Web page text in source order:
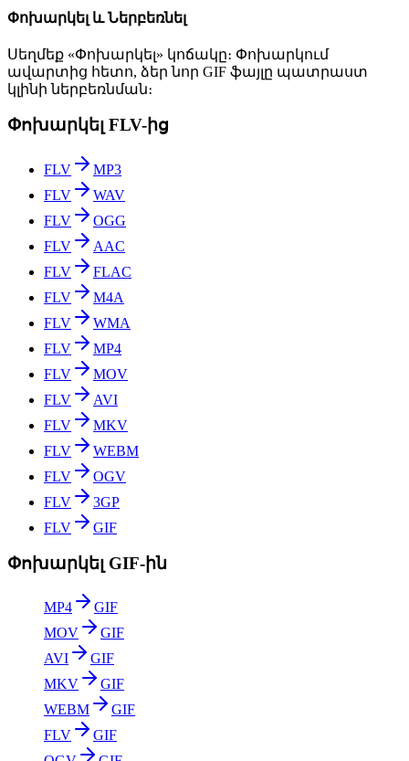
Փոխարկել և Ներբեռնել
Սեղմեք «Փոխարկել» կոճակը։ Փոխարկում
ավարտից հետո, ձեր նոր GIF ֆայլը պատրաստ
կլինի ներբեռնման։
Փոխարկել FLV-ից
FLV
MP3
FLV
WAV
FLV
OGG
FLV
AAC
FLV
FLAC
FLV
M4A
FLV
WMA
FLV
MP4
FLV
MOV
FLV
AVI
FLV
MKV
FLV
WEBM
FLV
OGV
FLV
3GP
FLV
GIF
Փոխարկել GIF-ին
MP4
GIF
MOV
GIF
AVI
GIF
MKV
GIF
WEBM
GIF
FLV
GIF